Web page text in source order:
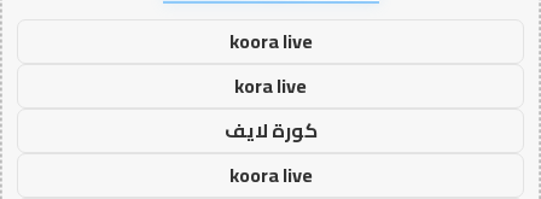
koora live
kora live
كورة لايف
koora live